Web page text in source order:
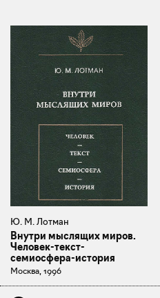
Ю. М. Лотман
Внутри мыслящих миров.
Человек-текст-
семиосфера-история
Москва, 1996